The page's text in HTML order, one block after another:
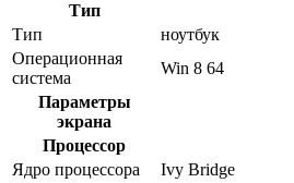
Тип
Тип
ноутбук
Операционная
система
Win 8 64
Параметры
экрана
Процессор
Ядро процессора
Ivy Bridge